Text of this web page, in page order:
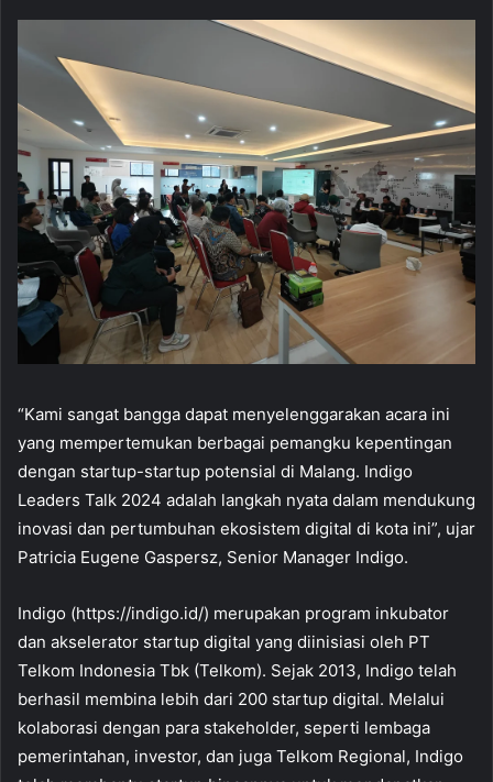
“Kami sangat bangga dapat menyelenggarakan acara ini
yang mempertemukan berbagai pemangku kepentingan
dengan startup-startup potensial di Malang. Indigo
Leaders Talk 2024 adalah langkah nyata dalam mendukung
inovasi dan pertumbuhan ekosistem digital di kota ini”, ujar
Patricia Eugene Gaspersz, Senior Manager Indigo.
Indigo (https://indigo.id/) merupakan program inkubator
dan akselerator startup digital yang diinisiasi oleh PT
Telkom Indonesia Tbk (Telkom). Sejak 2013, Indigo telah
berhasil membina lebih dari 200 startup digital. Melalui
kolaborasi dengan para stakeholder, seperti lembaga
pemerintahan, investor, dan juga Telkom Regional, Indigo